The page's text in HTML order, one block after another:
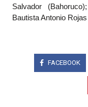
Salvador
Bautista Antonio
FACEBOOK